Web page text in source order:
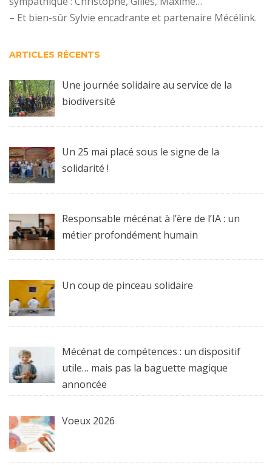
– Et bien-sûr Sylvie encadrante et partenaire Mécélink.
ARTICLES RÉCENTS
Une journée solidaire au service de la
biodiversité
Un 25 mai placé sous le signe de la
solidarité !
Responsable mécénat à l’ère de l’IA : un
métier profondément humain
Un coup de pinceau solidaire
Mécénat de compétences : un dispositif
utile… mais pas la baguette magique
annoncée
Voeux 2026